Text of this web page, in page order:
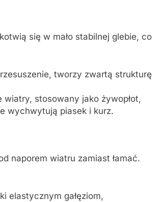
się w mało stabilnej glebie, co
tworzy zwartą strukturę
stosowany jako żywopłot,
wychwytują piasek i kurz.
naporem wiatru zamiast łamać.
elastycznym gałęziom,